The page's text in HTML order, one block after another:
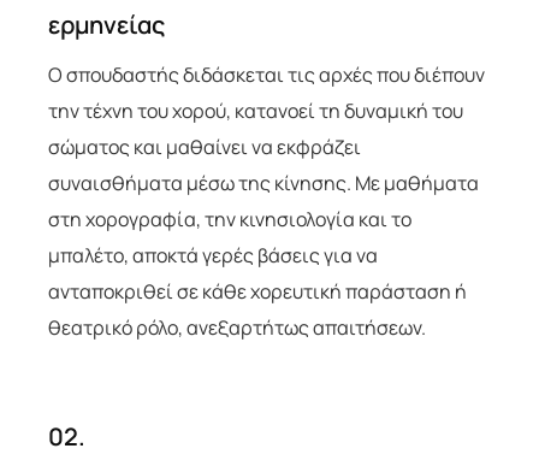
ερμηνείας
Ο σπουδαστής διδάσκεται τις αρχές που διέπουν
την τέχνη του χορού, κατανοεί τη δυναμική του
σώματος και μαθαίνει να εκφράζει
συναισθήματα μέσω της κίνησης. Με μαθήματα
στη χορογραφία, την κινησιολογία και το
μπαλέτο, αποκτά γερές βάσεις για να
ανταποκριθεί σε κάθε χορευτική παράσταση ή
θεατρικό ρόλο, ανεξαρτήτως απαιτήσεων.
02.